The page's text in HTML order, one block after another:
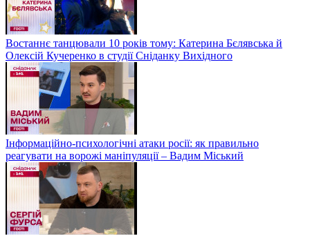
Востаннє танцювали 10 років тому: Катерина Бєлявська й
Олексій Кучеренко в студії Сніданку Вихідного
Інформаційно-психологічні атаки росії: як правильно
реагувати на ворожі маніпуляції – Вадим Міський